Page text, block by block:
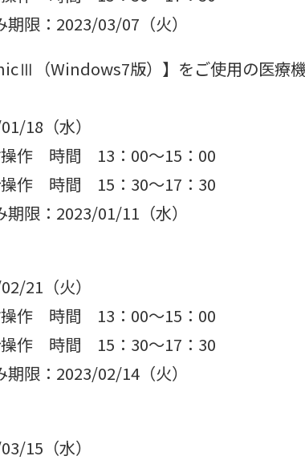
期限：2023/03/07（火）
（Windows7版）】をご使用の医療
18（水）
作 時間 13：00～15：00
作 時間 15：30～17：30
期限：2023/01/11（水）
21（火）
作 時間 13：00～15：00
作 時間 15：30～17：30
期限：2023/02/14（火）
15（水）